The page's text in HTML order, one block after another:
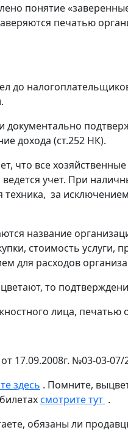
понятие
печатью
до
документально
дохода (ст.252 НК).
что все
учет. При
за
название
стоимость услуги,
для расходов
то
лица, печатью
17.09.2008г. №03-03-07/
здесь . Помните,
смотрите тут .
обязаны ли